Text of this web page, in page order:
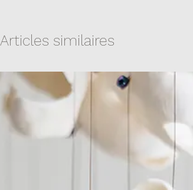
Articles similaires